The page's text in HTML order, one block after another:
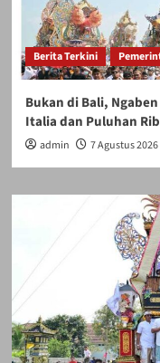
Berita Terkini
Bukan di Bali,
Italia dan Puluhan
admin 7 Agustus 2026